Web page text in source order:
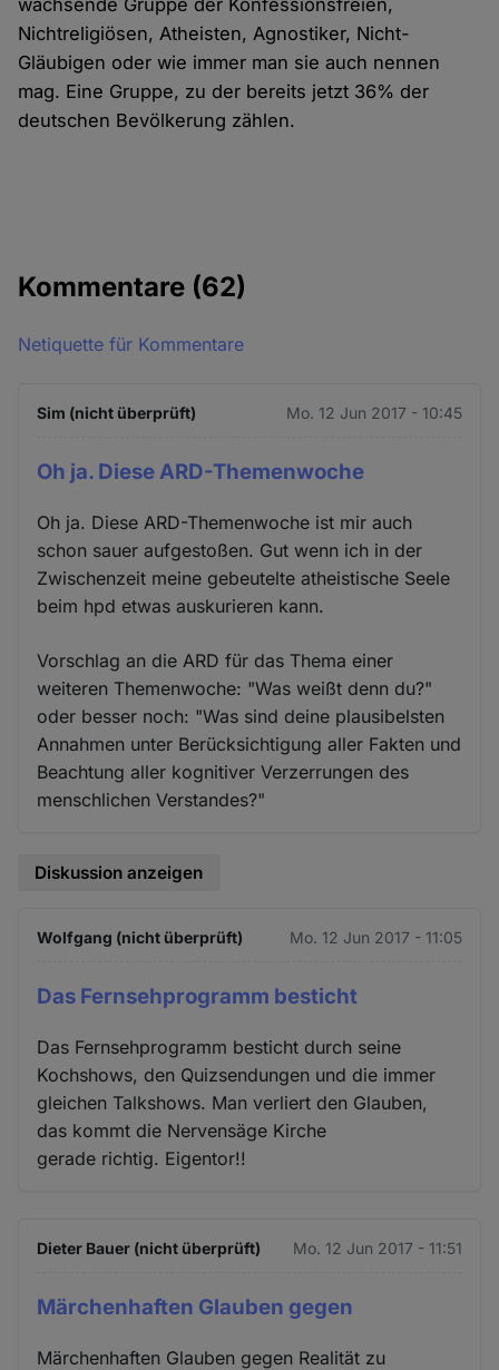
wachsende Gruppe der Konfessionsfreien,
Nichtreligiösen, Atheisten, Agnostiker, Nicht-
Gläubigen oder wie immer man sie auch nennen
mag. Eine Gruppe, zu der bereits jetzt 36% der
deutschen Bevölkerung zählen.
Kommentare (62)
Netiquette für Kommentare
Sim (nicht überprüft) Mo. 12 Jun 2017 - 10:45
Oh ja. Diese ARD-Themenwoche
Oh ja. Diese ARD-Themenwoche ist mir auch
schon sauer aufgestoßen. Gut wenn ich in der
Zwischenzeit meine gebeutelte atheistische Seele
beim hpd etwas auskurieren kann.
Vorschlag an die ARD für das Thema einer
weiteren Themenwoche: "Was weißt denn du?"
oder besser noch: "Was sind deine plausibelsten
Annahmen unter Berücksichtigung aller Fakten und
Beachtung aller kognitiver Verzerrungen des
menschlichen Verstandes?"
Diskussion anzeigen
Wolfgang (nicht überprüft) Mo. 12 Jun 2017 - 11:05
Das Fernsehprogramm besticht
Das Fernsehprogramm besticht durch seine
Kochshows, den Quizsendungen und die immer
gleichen Talkshows. Man verliert den Glauben,
das kommt die Nervensäge Kirche
gerade richtig. Eigentor!!
Dieter Bauer (nicht überprüft) Mo. 12 Jun 2017 - 11:51
Märchenhaften Glauben gegen
Märchenhaften Glauben gegen Realität zu